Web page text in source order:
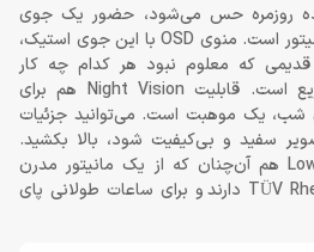
روزمره حس می‌شود، حضور یک جوی
استیک پنج حالته در پشت مانیتور است. منوی OSD با این جوی استیک،
که معلوم نبود هر کدام چه کار
می‌کند، کاملاً شهودی و سریع است. قابلیت Night Vision هم برای
شب، یک موهبت است. می‌توانید جزئیات
سفید و بی‌کیفیت شود، بالا بکشید.
Anti-Flicker و Low Blue Light هم آن‌چنان که از یک مانیتور مدرن
انتظار می‌رود، گواهی TÜV Rheinland دارند و برای ساعات طولانی پای